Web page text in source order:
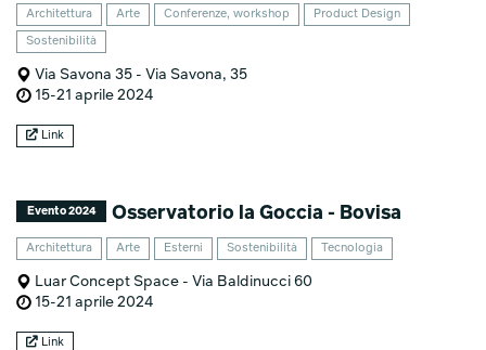
Architettura Arte Conferenze, workshop Product Design
Sostenibilità
Via Savona 35 - Via Savona, 35
15-21 aprile 2024
Link
Evento 2024 Osservatorio la Goccia - Bovisa
Architettura Arte Esterni Sostenibilità Tecnologia
Luar Concept Space - Via Baldinucci 60
15-21 aprile 2024
Link